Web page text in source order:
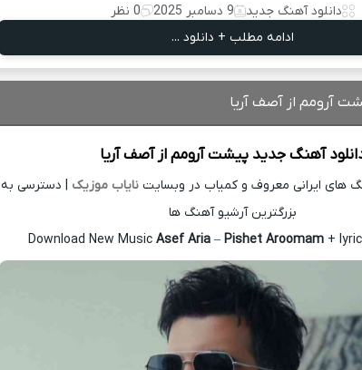
دانلود آهنگ جدید 9 دسامبر 2025
0 نظر
ادامه مطلب + دانلود ...
آرومم از آصف آریا
آهنگ جدید پیشت آرومم ازآصف آریا
های ایرانی معروف و کمیاب در وبسایتنایاب موزیک | دسترسی به
بزرگترین آرشیو آهنگ ها
Download New MusicAsef Aria –Pishet Aroomam +